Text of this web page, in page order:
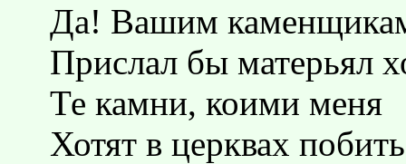
Да! Вашим
Прислал бы матерьял
Те камни, коими меня
Хотят в церквах